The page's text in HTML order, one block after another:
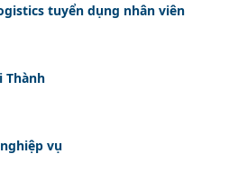
tuyển dụng nhân viên
Thành
vụ